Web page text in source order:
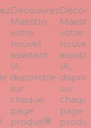
Découvrez
Maestro,
votre
nouvel
assistant
IA,
disponible
sur
chaque
page
produit
votre
nouvel
IA,
sur
chaque
page
produit